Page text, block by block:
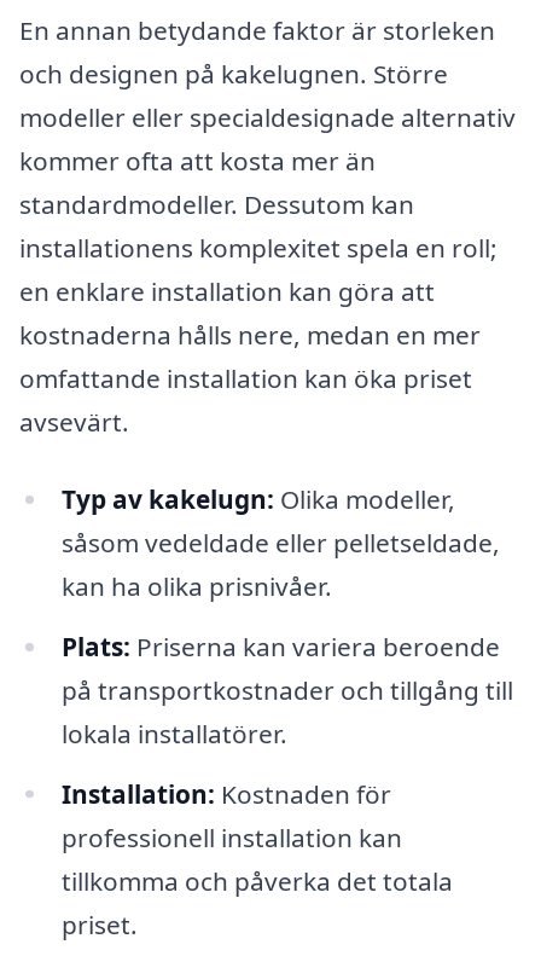
En annan betydande faktor är storleken
och designen på kakelugnen. Större
modeller eller specialdesignade alternativ
kommer ofta att kosta mer än
standardmodeller. Dessutom kan
installationens komplexitet spela en roll;
en enklare installation kan göra att
kostnaderna hålls nere, medan en mer
omfattande installation kan öka priset
avsevärt.
Typ av kakelugn: Olika modeller,
såsom vedeldade eller pelletseldade,
kan ha olika prisnivåer.
Plats: Priserna kan variera beroende
på transportkostnader och tillgång till
lokala installatörer.
Installation: Kostnaden för
professionell installation kan
tillkomma och påverka det totala
priset.